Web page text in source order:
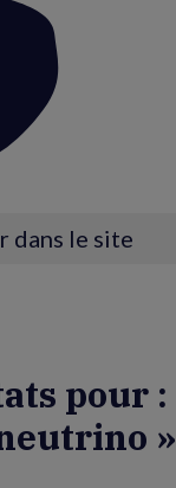
pour :
»